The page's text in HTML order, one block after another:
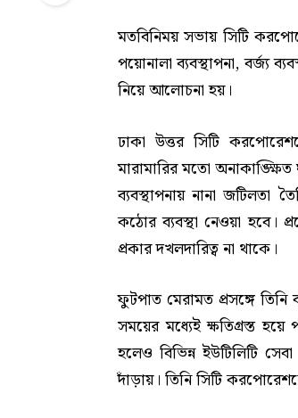
মতবিনিময় সভায় সিটি
পয়োনালা ব্যবস্থাপনা, বর্জ্য
নিয়ে আলোচনা হয়।
ঢাকা উত্তর সিটি
মারামারির মতো
ব্যবস্থাপনায় নানা জটিলতা
কঠোর ব্যবস্থা নেওয়া হবে।
প্রকার দখলদারিত্ব না থাকে।
ফুটপাত মেরামত প্রসঙ্গে
সময়ের মধ্যেই ক্ষতিগ্রস্ত
হলেও বিভিন্ন ইউটিলিটি
দাঁড়ায়। তিনি সিটি